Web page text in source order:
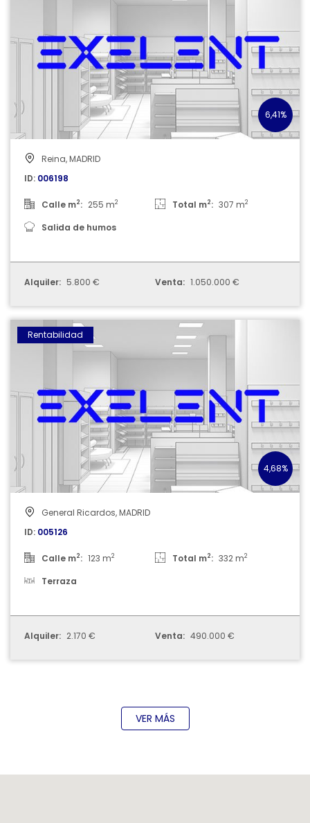
6,41%
Reina, MADRID
ID: 006198
Calle m2: 255 m2 Total m2: 307 m2
Salida de humos
Alquiler: 5.800 € Venta: 1.050.000 €
005126
Rentabilidad
4,68%
General Ricardos, MADRID
ID: 005126
Calle m2: 123 m2 Total m2: 332 m2
Terraza
Alquiler: 2.170 € Venta: 490.000 €
VER MÁS